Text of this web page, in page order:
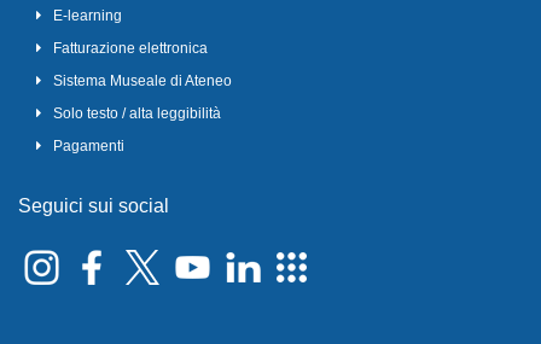
E-learning
Fatturazione elettronica
Sistema Museale di Ateneo
Solo testo / alta leggibilità
Pagamenti
Seguici sui social